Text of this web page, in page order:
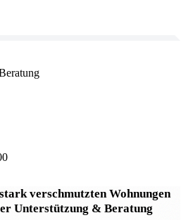
verschmutzten Wohnungen
Unterstützung & Beratung